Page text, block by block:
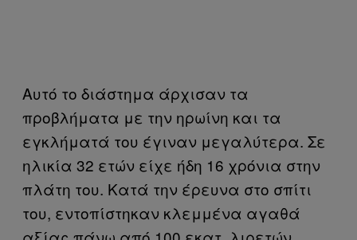
Αυτό το διάστημα άρχισαν τα
προβλήματα με την ηρωίνη και τα
εγκλήματά του έγιναν μεγαλύτερα. Σε
ηλικία 32 ετών είχε ήδη 16 χρόνια στην
πλάτη του. Κατά την έρευνα στο σπίτι
του, εντοπίστηκαν κλεμμένα αγαθά